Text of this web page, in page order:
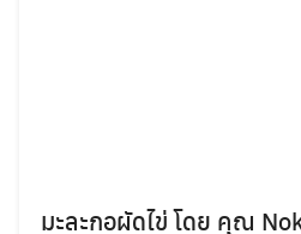
มะละกอผัดไข่ โดย คุณ